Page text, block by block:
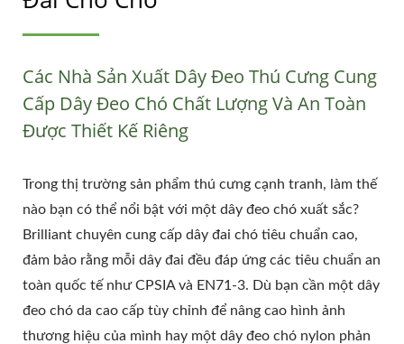
Các Nhà Sản Xuất Dây Đeo Thú Cưng Cung
Cấp Dây Đeo Chó Chất Lượng Và An Toàn
Được Thiết Kế Riêng
Trong thị trường sản phẩm thú cưng cạnh tranh, làm thế
nào bạn có thể nổi bật với một dây đeo chó xuất sắc?
Brilliant chuyên cung cấp dây đai chó tiêu chuẩn cao,
đảm bảo rằng mỗi dây đai đều đáp ứng các tiêu chuẩn an
toàn quốc tế như CPSIA và EN71-3. Dù bạn cần một dây
đeo chó da cao cấp tùy chỉnh để nâng cao hình ảnh
thương hiệu của mình hay một dây đeo chó nylon phản